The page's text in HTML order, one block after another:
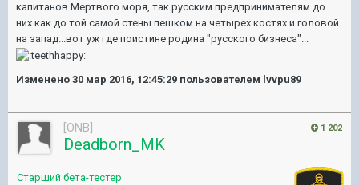
капитанов Мертвого моря, так русским предпринимателям до
них как до той самой стены пешком на четырех костях и головой
на запад...вот уж где поистине родина "русского бизнеса"...
Изменено 30 мар 2016, 12:45:29 пользователем lvvpu89
1 202
[ONB]
Deadborn_MK
Старший бета-тестер